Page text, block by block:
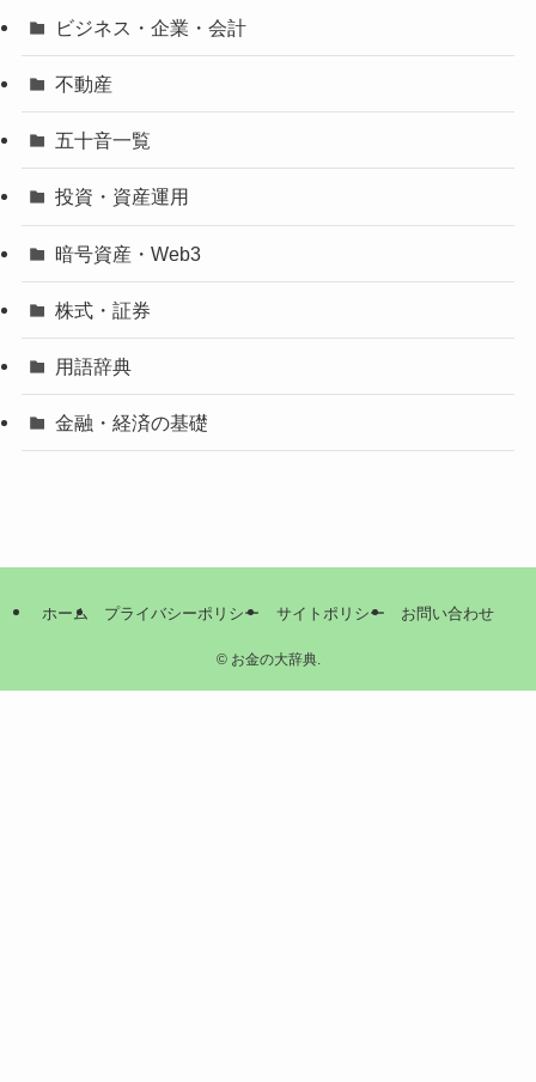
ビジネス・企業・会計
不動産
五十音一覧
投資・資産運用
暗号資産・Web3
株式・証券
用語辞典
金融・経済の基礎
ホーム プライバシーポリシー サイトポリシー お問い合わせ
©お金の大辞典.